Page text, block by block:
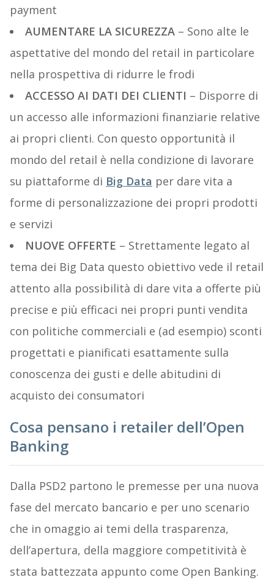
payment
AUMENTARE LA SICUREZZA– Sono alte le
aspettative del mondo del retail in particolare
nella prospettiva di ridurre le frodi
ACCESSO AI DATI DEI CLIENTI – Disporre di
un accesso alle informazioni finanziarie relative
ai propri clienti. Con questo opportunità il
mondo del retail è nella condizione di lavorare
su piattaforme di Big Data per dare vita a
forme di personalizzazione dei propri prodotti
e servizi
NUOVE OFFERTE – Strettamente legato al
tema dei Big Data questo obiettivo vede il retail
attento alla possibilità di dare vita a offerte più
precise e più efficaci nei propri punti vendita
con politiche commerciali e (ad esempio) sconti
progettati e pianificati esattamente sulla
conoscenza dei gusti e delle abitudini di
acquisto dei consumatori
Cosa pensano i retailer dell’Open
Banking
Dalla PSD2 partono le premesse per una nuova
fase del mercato bancario e per uno scenario
che in omaggio ai temi della trasparenza,
dell’apertura, della maggiore competitività è
stata battezzata appunto come Open Banking.